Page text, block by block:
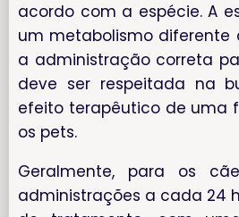
acordo com a espécie. A
um metabolismo diferente
a administração correta
deve ser respeitada na
efeito terapêutico de uma
os pets.
Geralmente, para os
administrações a cada 24